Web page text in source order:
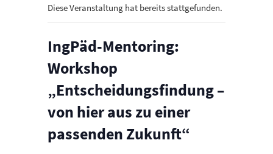
Diese Veranstaltung hat bereits stattgefunden.
IngPäd-Mentoring:
Workshop
„Entscheidungsfindung –
von hier aus zu einer
passenden Zukunft“